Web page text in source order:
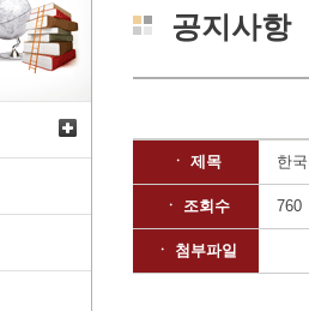
공지사항
ㆍ 제목 한
ㆍ 조회수 760
ㆍ 첨부파일